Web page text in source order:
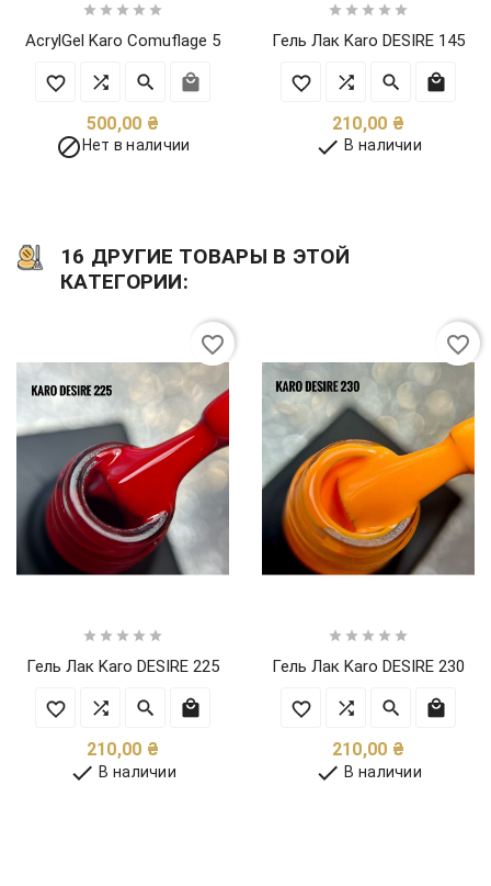
    
AcrylGel Karo Comuflage 5
500,00 ₴
 Нет в наличии
    
Гель Лак Karo DESIRE 145
210,00 ₴
 В наличии
16 ДРУГИЕ ТОВАРЫ В ЭТОЙ
КАТЕГОРИИ:
    
Гель Лак Karo DESIRE 225
210,00 ₴
 В наличии
favorite_border
    
Гель Лак Karo DESIRE 230
210,00 ₴
 В наличии
favorite_border